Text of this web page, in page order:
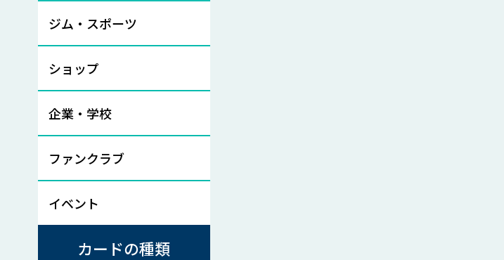
ジム・スポーツ
ショップ
企業・学校
ファンクラブ
イベント
カードの種類